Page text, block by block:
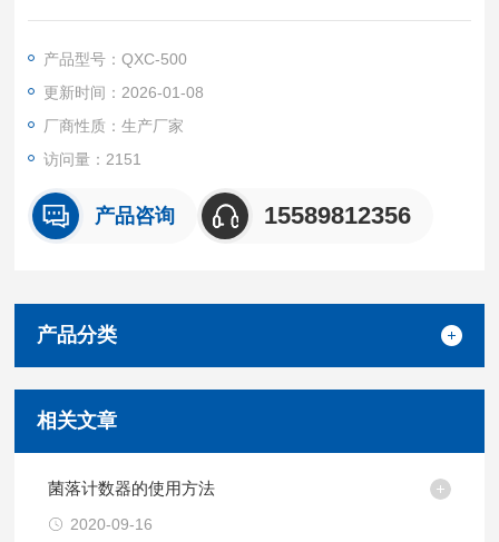
数。
产品型号：QXC-500
更新时间：2026-01-08
厂商性质：生产厂家
访问量：2151
产品咨询 15589812356
产品分类
相关文章
菌落计数器的使用方法
2020-09-16